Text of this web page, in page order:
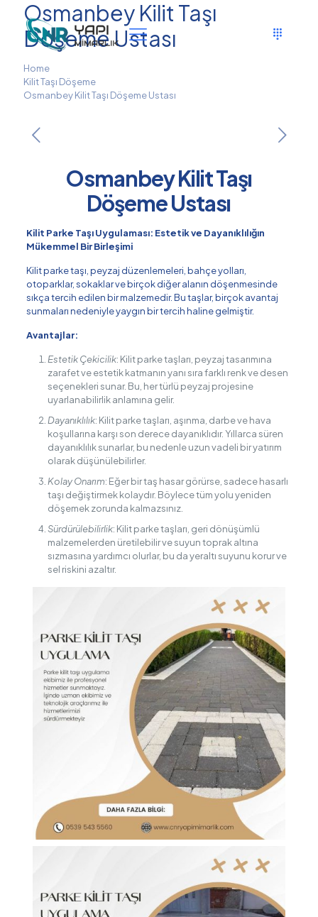
Osmanbey Kilit Taşı
Döşeme Ustası
Home
Kilit Taşı Döşeme
Osmanbey Kilit Taşı Döşeme Ustası
Osmanbey Kilit Taşı
Döşeme Ustası
Kilit Parke Taşı Uygulaması: Estetik ve Dayanıklılığın
Mükemmel Bir Birleşimi
Kilit parke taşı, peyzaj düzenlemeleri, bahçe yolları,
otoparklar, sokaklar ve birçok diğer alanın döşenmesinde
sıkça tercih edilen bir malzemedir. Bu taşlar, birçok avantaj
sunmaları nedeniyle yaygın bir tercih haline gelmiştir.
Avantajlar:
Estetik Çekicilik: Kilit parke taşları, peyzaj tasarımına
zarafet ve estetik katmanın yanı sıra farklı renk ve desen
seçenekleri sunar. Bu, her türlü peyzaj projesine
uyarlanabilirlik anlamına gelir.
Dayanıklılık: Kilit parke taşları, aşınma, darbe ve hava
koşullarına karşı son derece dayanıklıdır. Yıllarca süren
dayanıklılık sunarlar, bu nedenle uzun vadeli bir yatırım
olarak düşünülebilirler.
Kolay Onarım: Eğer bir taş hasar görürse, sadece hasarlı
taşı değiştirmek kolaydır. Böylece tüm yolu yeniden
döşemek zorunda kalmazsınız.
Sürdürülebilirlik: Kilit parke taşları, geri dönüşümlü
malzemelerden üretilebilir ve suyun toprak altına
sızmasına yardımcı olurlar, bu da yeraltı suyunu korur ve
sel riskini azaltır.